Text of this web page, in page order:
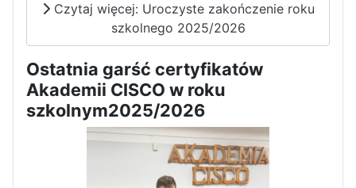
Czytaj więcej: Uroczyste zakończenie roku
szkolnego 2025/2026
Ostatnia garść certyfikatów
Akademii CISCO w roku
szkolnym2025/2026